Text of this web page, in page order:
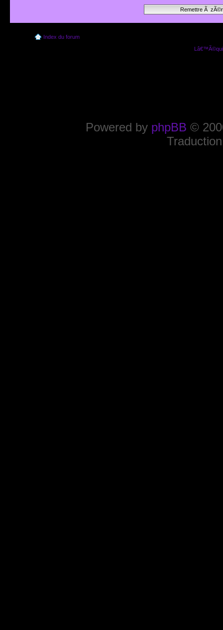
Index du forum
Powered by phpBB ©